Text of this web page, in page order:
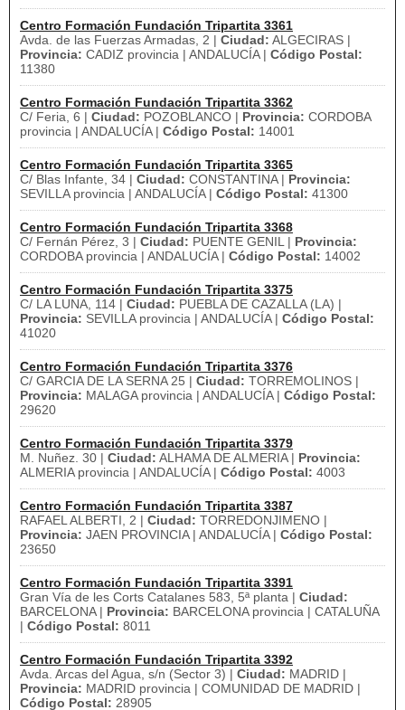
Centro Formación Fundación Tripartita 3361
Avda. de las Fuerzas Armadas, 2 | Ciudad: ALGECIRAS |
Provincia: CADIZ provincia | ANDALUCÍA | Código Postal:
11380
Centro Formación Fundación Tripartita 3362
C/ Feria, 6 | Ciudad: POZOBLANCO | Provincia: CORDOBA
provincia | ANDALUCÍA | Código Postal: 14001
Centro Formación Fundación Tripartita 3365
C/ Blas Infante, 34 | Ciudad: CONSTANTINA | Provincia:
SEVILLA provincia | ANDALUCÍA | Código Postal: 41300
Centro Formación Fundación Tripartita 3368
C/ Fernán Pérez, 3 | Ciudad: PUENTE GENIL | Provincia:
CORDOBA provincia | ANDALUCÍA | Código Postal: 14002
Centro Formación Fundación Tripartita 3375
C/ LA LUNA, 114 | Ciudad: PUEBLA DE CAZALLA (LA) |
Provincia: SEVILLA provincia | ANDALUCÍA | Código Postal:
41020
Centro Formación Fundación Tripartita 3376
C/ GARCIA DE LA SERNA 25 | Ciudad: TORREMOLINOS |
Provincia: MALAGA provincia | ANDALUCÍA | Código Postal:
29620
Centro Formación Fundación Tripartita 3379
M. Nuñez. 30 | Ciudad: ALHAMA DE ALMERIA | Provincia:
ALMERIA provincia | ANDALUCÍA | Código Postal: 4003
Centro Formación Fundación Tripartita 3387
RAFAEL ALBERTI, 2 | Ciudad: TORREDONJIMENO |
Provincia: JAEN PROVINCIA | ANDALUCÍA | Código Postal:
23650
Centro Formación Fundación Tripartita 3391
Gran Vía de les Corts Catalanes 583, 5ª planta | Ciudad:
BARCELONA | Provincia: BARCELONA provincia | CATALUÑA
| Código Postal: 8011
Centro Formación Fundación Tripartita 3392
Avda. Arcas del Agua, s/n (Sector 3) | Ciudad: MADRID |
Provincia: MADRID provincia | COMUNIDAD DE MADRID |
Código Postal: 28905